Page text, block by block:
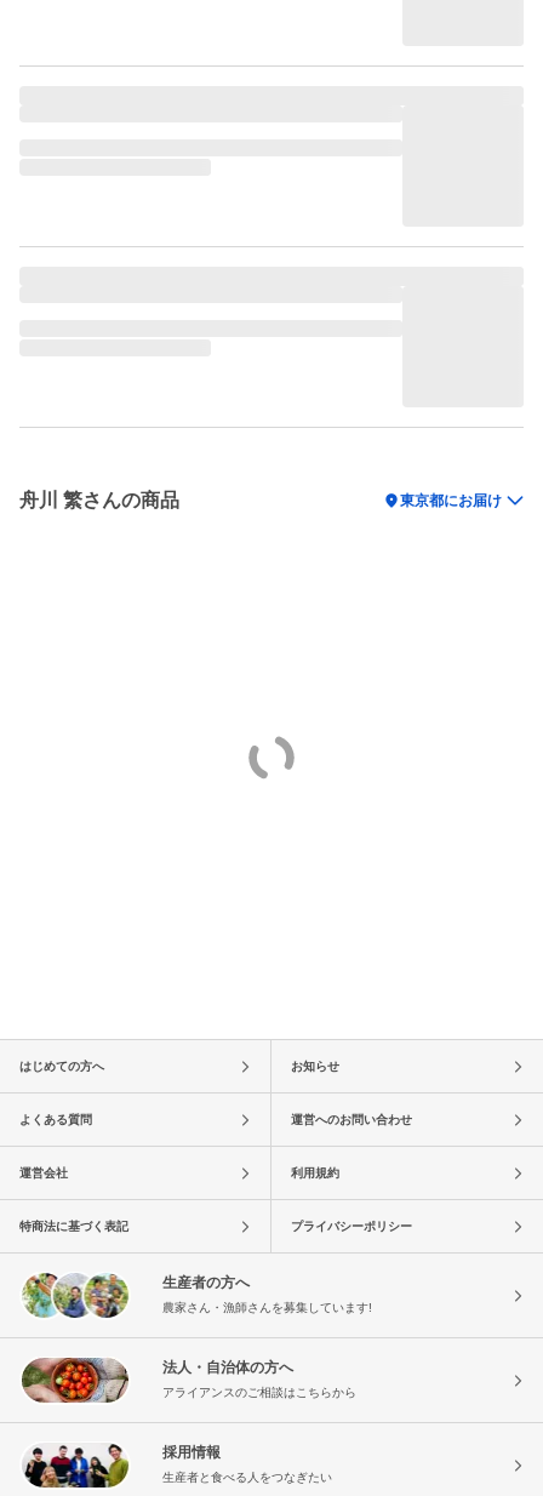
舟川 繁さんの商品 location_on東京都にお届け
はじめての方へ お知らせ
よくある質問 運営へのお問い合わせ
運営会社 利用規約
特商法に基づく表記 プライバシーポリシー
生産者の方へ
農家さん・漁師さんを募集しています!
法人・自治体の方へ
アライアンスのご相談はこちらから
採用情報
生産者と食べる人をつなぎたい